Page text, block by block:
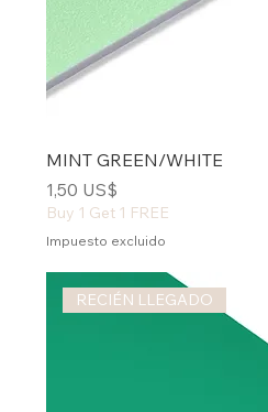
MINT GREEN/WHITE
Precio
1,50 US$
Buy 1 Get 1 FREE
Impuesto excluido
RECIÉN LLEGADO